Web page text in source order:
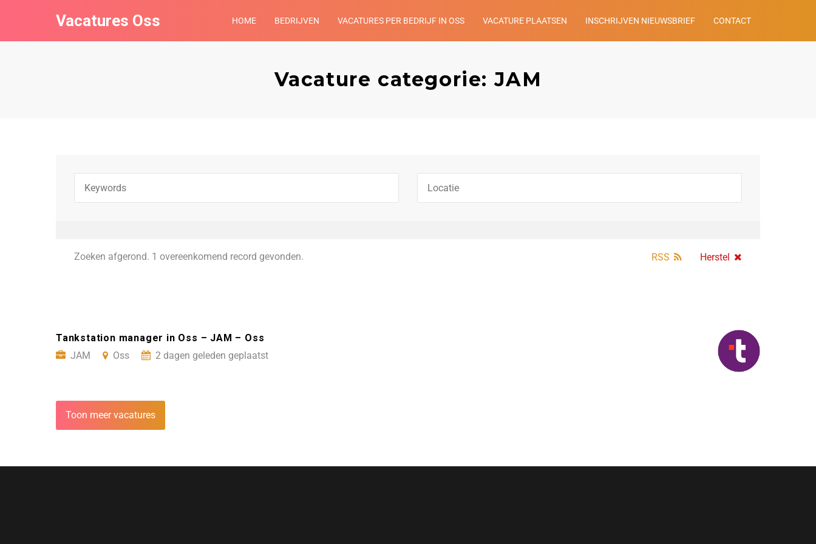
Vacatures Oss HOME BEDRIJVEN VACATURES PER BEDRIJF IN OSS VACATURE PLAATSEN INSCHRIJVEN NIEUWSBRIEF CONTACT
Vacature categorie: JAM
Zoeken afgerond. 1 overeenkomend record gevonden. Herstel
RSS
Tankstation manager in Oss – JAM – Oss
JAM
Oss 2 dagen geleden geplaatst
Toon meer vacatures